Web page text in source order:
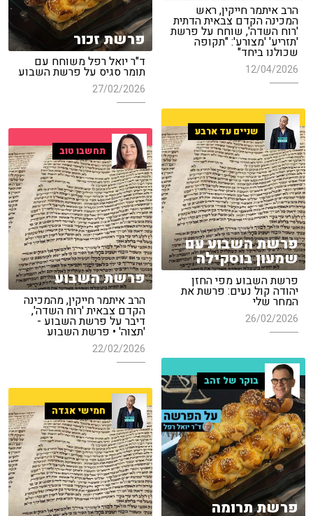
הרב איתמר חייקין, ראש
המכינה הקדם צבאית הדתית
'רוח השדה', שוחח על פרשת
'תזריע' 'מצורע': "תקופה
שכולנו ביחד"
12/04/2026
פרשת זכור
ד"ר יואל רפל משוחח עם
תומר סגיס על פרשת השבוע
27/02/2026
שניים עד ארבע
פרשת השבוע עם
שמעון בוסקילה
פרשת השבוע מפי החזן
יהודה קול נעים: פרשת את
המחר שלי
26/02/2026
תחשבו טוב
פרשת השבוע
הרב איתמר חייקין, מהמכינה
הקדם צבאית 'רוח השדה',
דיבר על פרשת השבוע -
'תצוה' • פרשת השבוע
22/02/2026
בוקר של זהב
פרשת תרומה
חמישי אגדה